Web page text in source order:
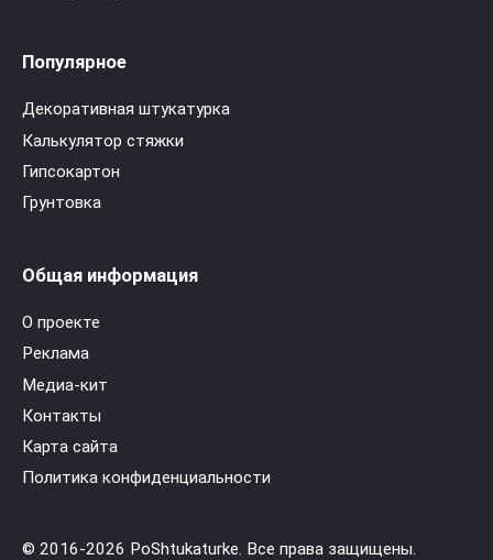
Популярное
Декоративная штукатурка
Калькулятор стяжки
Гипсокартон
Грунтовка
Общая информация
О проекте
Реклама
Медиа-кит
Контакты
Карта сайта
Политика конфиденциальности
© 2016-2026 PoShtukaturke. Все права защищены.